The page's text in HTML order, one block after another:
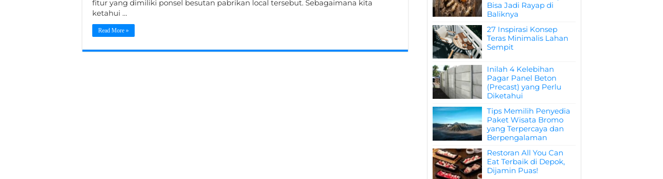
fitur yang dimiliki ponsel besutan pabrikan local tersebut. Sebagaimana kita
ketahui …
Read More »
Bisa Jadi Rayap di
Baliknya
27 Inspirasi Konsep
Teras Minimalis Lahan
Sempit
Inilah 4 Kelebihan
Pagar Panel Beton
(Precast) yang Perlu
Diketahui
Tips Memilih Penyedia
Paket Wisata Bromo
yang Terpercaya dan
Berpengalaman
Restoran All You Can
Eat Terbaik di Depok,
Dijamin Puas!